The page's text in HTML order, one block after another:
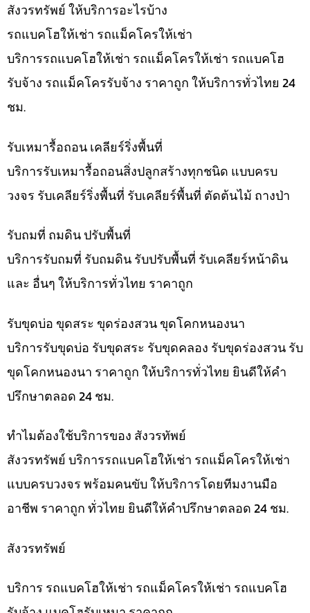
สังวรทรัพย์ ให้บริการอะไรบ้าง
รถแบคโฮให้เช่า รถแม็คโครให้เช่า
บริการรถแบคโฮให้เช่า รถแม็คโครให้เช่า รถแบคโฮ
รับจ้าง รถแม็คโครรับจ้าง ราคาถูก ให้บริการทั่วไทย 24
ชม.
รับเหมารื้อถอน เคลียร์ริ่งพื้นที่
บริการรับเหมารื้อถอนสิ่งปลูกสร้างทุกชนิด แบบครบ
วงจร รับเคลียร์ริ่งพื้นที่ รับเคลียร์พื้นที่ ตัดต้นไม้ ถางป่า
รับถมที่ ถมดิน ปรับพื้นที่
บริการรับถมที่ รับถมดิน รับปรับพื้นที่ รับเคลียร์หน้าดิน
และ อื่นๆ ให้บริการทั่วไทย ราคาถูก
รับขุดบ่อ ขุดสระ ขุดร่องสวน ขุดโคกหนองนา
บริการรับขุดบ่อ รับขุดสระ รับขุดคลอง รับขุดร่องสวน รับ
ขุดโคกหนองนา ราคาถูก ให้บริการทั่วไทย ยินดีให้คำ
ปรึกษาตลอด 24 ชม.
ทำไมต้องใช้บริการของ สังวรทัพย์
สังวรทรัพย์ บริการรถแบคโฮให้เช่า รถแม็คโครให้เช่า
แบบครบวงจร พร้อมคนขับ ให้บริการโดยทีมงานมือ
อาชีพ ราคาถูก ทั่วไทย ยินดีให้คำปรึกษาตลอด 24 ชม.
สังวรทรัพย์
บริการ รถแบคโฮให้เช่า รถแม็คโครให้เช่า รถแบคโฮ